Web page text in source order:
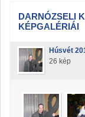
DARNÓZSELI
KÉPGALÉRIÁI
Húsvét
26 kép